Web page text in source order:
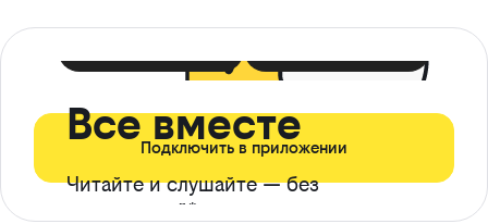
Все вместе
Читайте и слушайте — без
ограничений*
Подключить в приложении